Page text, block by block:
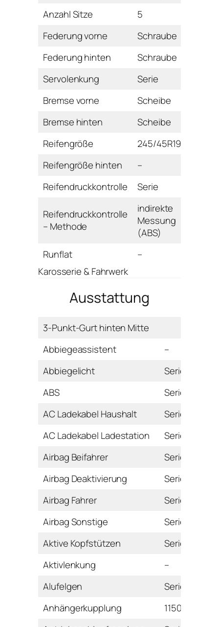
Anzahl Sitze
5
Federung vorne
Schraube
Federung hinten
Schraube
Servolenkung
Serie
Bremse vorne
Scheibe
Bremse hinten
Scheibe
Reifengröße
245/45R19
Reifengröße hinten
–
Reifendruckkontrolle
Serie
Reifendruckkontrolle
– Methode
indirekte
Messung
(ABS)
Runflat
–
Karosserie & Fahrwerk
Ausstattung
3-Punkt-Gurt hinten Mitte
Abbiegeassistent
–
Abbiegelicht
Serie
ABS
Serie
AC Ladekabel Haushalt
Serie
AC Ladekabel Ladestation
Serie
Airbag Beifahrer
Serie
Airbag Deaktivierung
Serie
Airbag Fahrer
Serie
Airbag Sonstige
Serie
Aktive Kopfstützen
Serie
Aktivlenkung
–
Alufelgen
Serie
Anhängerkupplung
1150 Euro